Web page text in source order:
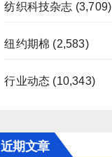
纺织科技杂志 (3,709)
纽约期棉 (2,583)
行业动态 (10,343)
近期文章